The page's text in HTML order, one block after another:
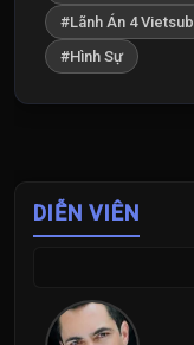
#Lãnh Án 4 Vietsub
#Hình Sự
DIỄN VIÊN